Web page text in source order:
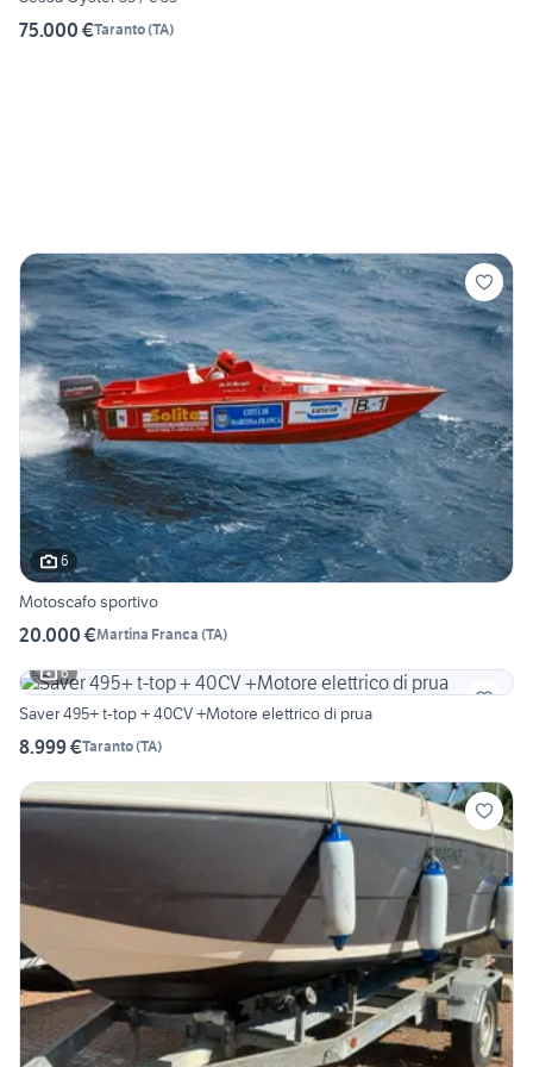
75.000 €Taranto(TA)
6
Motoscafo sportivo
20.000 €Martina Franca (TA)
6
Saver 495+ t-top + 40CV +Motore elettrico di prua
8.999 €Taranto(TA)